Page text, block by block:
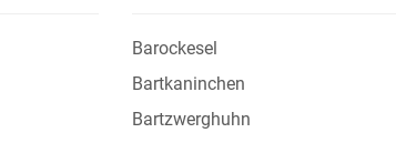
Barockesel
Bartkaninchen
Bartzwerghuhn